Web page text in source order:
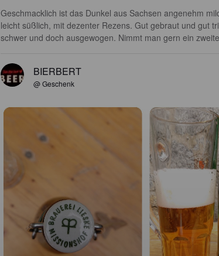
Geschmacklich ist das Dunkel aus Sachsen angenehm
leicht süßlich, mit dezenter Rezens. Gut gebraut und gut
schwer und doch ausgewogen. Nimmt man gern ein
BIERBERT
@ Geschenk